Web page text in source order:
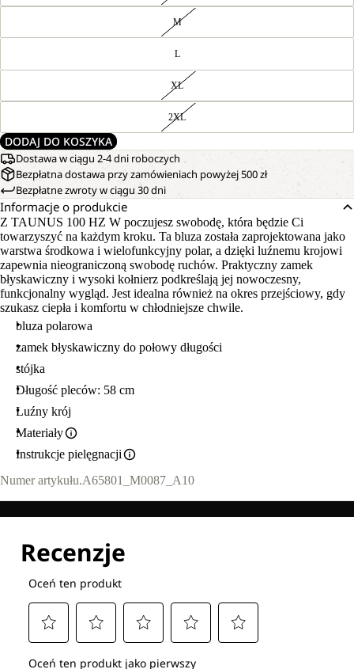
M
L
XL
2XL
DODAJ DO KOSZYKA
Dostawa w ciągu 2-4 dni roboczych
Bezpłatna dostawa przy zamówieniach powyżej 500 zł
Bezpłatne zwroty w ciągu 30 dni
Informacje o produkcie
Z TAUNUS 100 HZ W poczujesz swobodę, która będzie Ci
towarzyszyć na każdym kroku. Ta bluza została zaprojektowana jako
warstwa środkowa i wielofunkcyjny polar, a dzięki luźnemu krojowi
zapewnia nieograniczoną swobodę ruchów. Praktyczny zamek
błyskawiczny i wysoki kołnierz podkreślają jej nowoczesny,
funkcjonalny wygląd. Jest idealna również na okres przejściowy, gdy
szukasz ciepła i komfortu w chłodniejsze chwile.
bluza polarowa
zamek błyskawiczny do połowy długości
stójka
Długość pleców: 58 cm
Luźny krój
Materiały
Instrukcje pielęgnacji
Numer artykułu.A65801_M0087_A10